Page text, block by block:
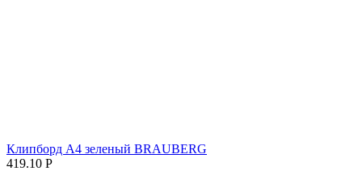
Клипборд А4 зеленый BRAUBERG
419.10 Р